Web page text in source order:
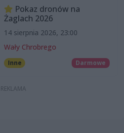
Pokaz dronów na
Żaglach 2026
14 sierpnia 2026, 23:00
Wały Chrobrego
Inne Darmowe